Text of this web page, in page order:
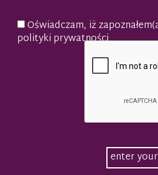
Oświadczam, iż
polityki prywatności